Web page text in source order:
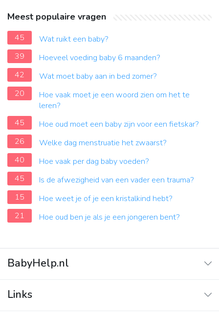
Meest populaire vragen
45
Wat ruikt een baby?
39
Hoeveel voeding baby 6 maanden?
42
Wat moet baby aan in bed zomer?
20
Hoe vaak moet je een woord zien om het te
leren?
45
Hoe oud moet een baby zijn voor een fietskar?
26
Welke dag menstruatie het zwaarst?
40
Hoe vaak per dag baby voeden?
45
Is de afwezigheid van een vader een trauma?
15
Hoe weet je of je een kristalkind hebt?
21
Hoe oud ben je als je een jongeren bent?
BabyHelp.nl
Vraag & Antwoord
Links